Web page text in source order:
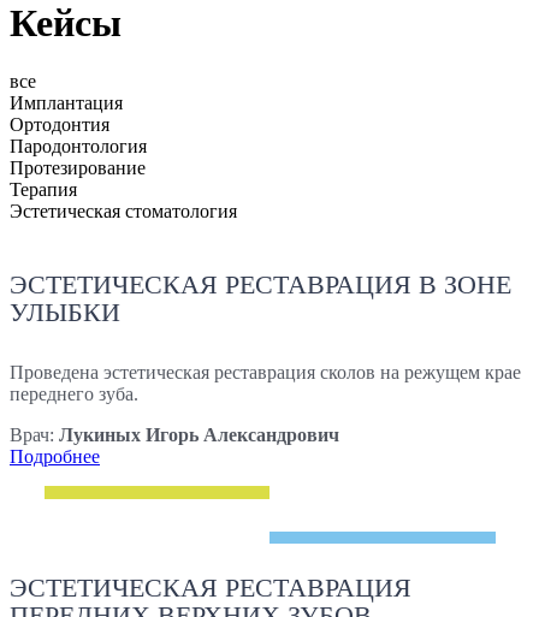
Кейсы
все
Имплантация
Ортодонтия
Пародонтология
Протезирование
Терапия
Эстетическая стоматология
ЭСТЕТИЧЕСКАЯ РЕСТАВРАЦИЯ В ЗОНЕ
УЛЫБКИ
Проведена эстетическая реставрация сколов на режущем крае
переднего зуба.
Врач: Лукиных Игорь Александрович
Подробнее
ЭСТЕТИЧЕСКАЯ РЕСТАВРАЦИЯ